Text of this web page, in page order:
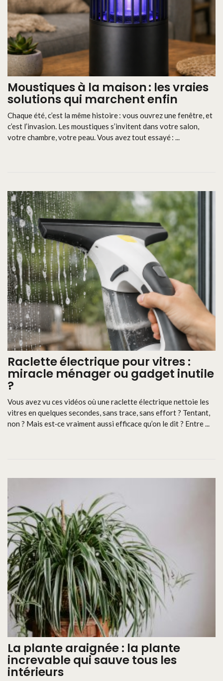
Moustiques à la maison : les vraies
solutions qui marchent enfin
Chaque été, c’est la même histoire : vous ouvrez une fenêtre, et
c’est l’invasion. Les moustiques s’invitent dans votre salon,
votre chambre, votre peau. Vous avez tout essayé : ...
Raclette électrique pour vitres :
miracle ménager ou gadget inutile
?
Vous avez vu ces vidéos où une raclette électrique nettoie les
vitres en quelques secondes, sans trace, sans effort ? Tentant,
non ? Mais est‑ce vraiment aussi efficace qu’on le dit ? Entre ...
La plante araignée : la plante
increvable qui sauve tous les
intérieurs